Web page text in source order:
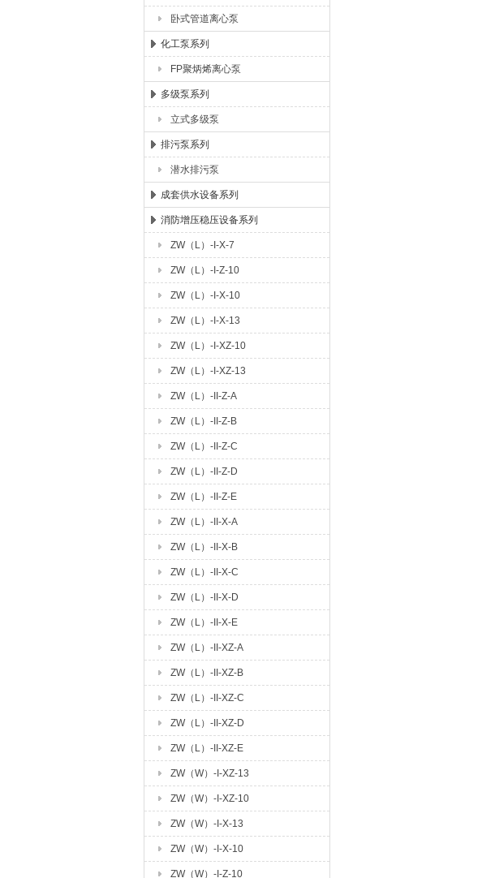
卧式管道离心泵
化工泵系列
FP聚炳烯离心泵
多级泵系列
立式多级泵
排污泵系列
潜水排污泵
成套供水设备系列
消防增压稳压设备系列
ZW（L）-I-X-7
ZW（L）-I-Z-10
ZW（L）-I-X-10
ZW（L）-I-X-13
ZW（L）-I-XZ-10
ZW（L）-I-XZ-13
ZW（L）-II-Z-A
ZW（L）-II-Z-B
ZW（L）-II-Z-C
ZW（L）-II-Z-D
ZW（L）-II-Z-E
ZW（L）-II-X-A
ZW（L）-II-X-B
ZW（L）-II-X-C
ZW（L）-II-X-D
ZW（L）-II-X-E
ZW（L）-II-XZ-A
ZW（L）-II-XZ-B
ZW（L）-II-XZ-C
ZW（L）-II-XZ-D
ZW（L）-II-XZ-E
ZW（W）-I-XZ-13
ZW（W）-I-XZ-10
ZW（W）-I-X-13
ZW（W）-I-X-10
ZW（W）-I-Z-10